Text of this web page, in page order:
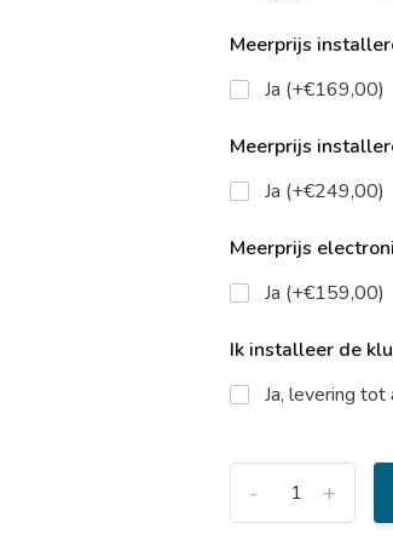
Meerprijs
Ja (+€169,00)
Meerprijs
Ja (+€249,00)
Meerprijs
Ja (+€159,00)
Ik installeer de
Ja, levering
+
-